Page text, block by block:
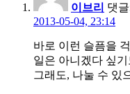
이브리 댓
2013-05-04, 23:14
바로 이런 슬픔을
일은 아니겠다 싶
그래도, 나눌 수 있